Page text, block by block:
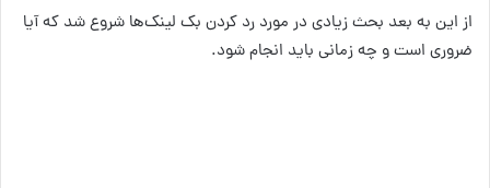
از این به بعد بحث زیادی در مورد رد کردن بک لینک‌ها شروع شد که آیا
ضروری است و چه زمانی باید انجام شود.